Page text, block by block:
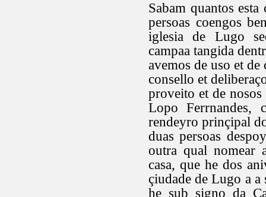
Sabam quantos
persoas coengos
iglesia de Lugo
campaa tangida
avemos de uso et
consello et
proveito et de
Lopo
rendeyro prinçipal
duas persoas
outra qual nomear
casa, que he dos
çiudade de Lugo a a
he sub signo da